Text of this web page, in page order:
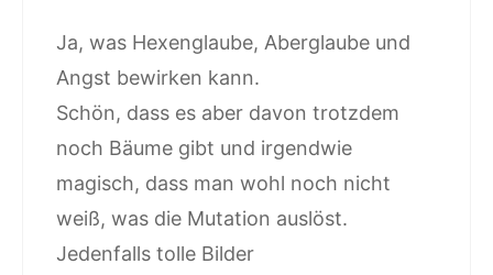
Ja, was Hexenglaube, Aberglaube und
Angst bewirken kann.
Schön, dass es aber davon trotzdem
noch Bäume gibt und irgendwie
magisch, dass man wohl noch nicht
weiß, was die Mutation auslöst.
Jedenfalls tolle Bilder